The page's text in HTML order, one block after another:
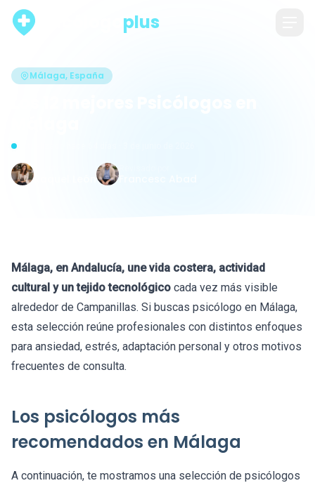
plus
Málaga, España
Málaga, en Andalucía, une vida costera, actividad
cultural y un tejido tecnológico cada vez más visible
alrededor de Campanillas. Si buscas psicólogo en Málaga,
esta selección reúne profesionales con distintos enfoques
para ansiedad, estrés, adaptación personal y otros motivos
frecuentes de consulta.
Los psicólogos más
recomendados en Málaga
A continuación, te mostramos una selección de psicólogos